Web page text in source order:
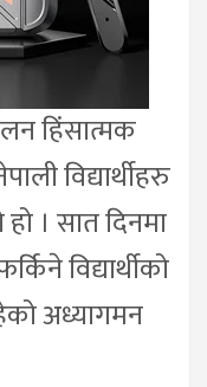
हिंसात्मक
विद्यार्थीहरु
। सात दिनमा
विद्यार्थीको
अध्यागमन